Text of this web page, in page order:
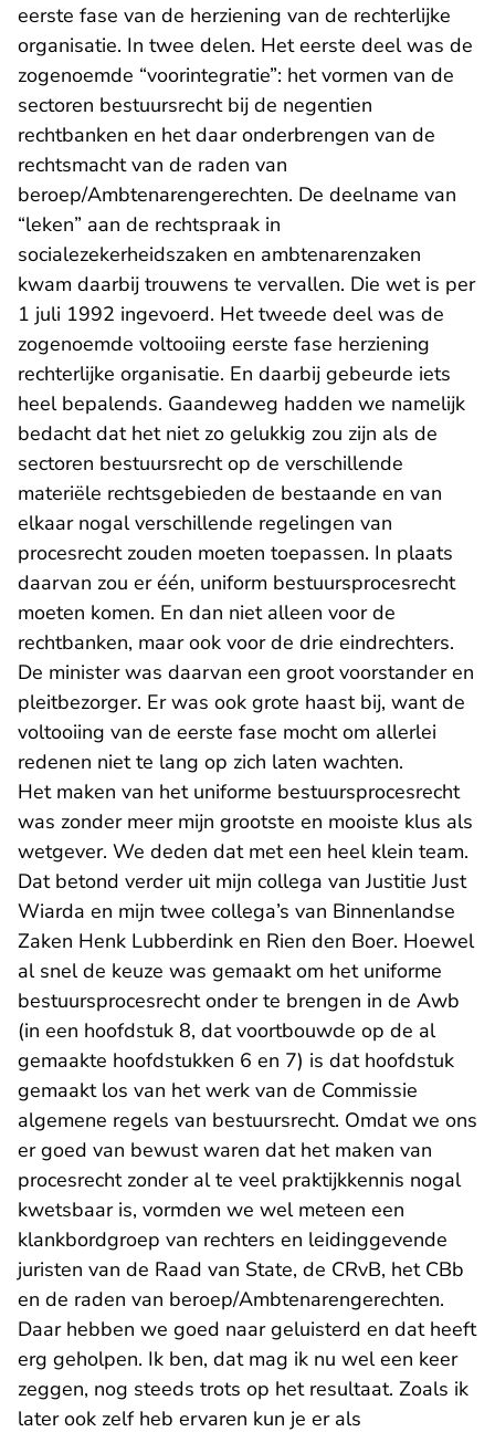
eerste fase van de herziening van de rechterlijke
organisatie. In twee delen. Het eerste deel was de
zogenoemde “voorintegratie”: het vormen van de
sectoren bestuursrecht bij de negentien
rechtbanken en het daar onderbrengen van de
rechtsmacht van de raden van
beroep/Ambtenarengerechten. De deelname van
“leken” aan de rechtspraak in
socialezekerheidszaken en ambtenarenzaken
kwam daarbij trouwens te vervallen. Die wet is per
1 juli 1992 ingevoerd. Het tweede deel was de
zogenoemde voltooiing eerste fase herziening
rechterlijke organisatie. En daarbij gebeurde iets
heel bepalends. Gaandeweg hadden we namelijk
bedacht dat het niet zo gelukkig zou zijn als de
sectoren bestuursrecht op de verschillende
materiële rechtsgebieden de bestaande en van
elkaar nogal verschillende regelingen van
procesrecht zouden moeten toepassen. In plaats
daarvan zou er één, uniform bestuursprocesrecht
moeten komen. En dan niet alleen voor de
rechtbanken, maar ook voor de drie eindrechters.
De minister was daarvan een groot voorstander en
pleitbezorger. Er was ook grote haast bij, want de
voltooiing van de eerste fase mocht om allerlei
redenen niet te lang op zich laten wachten.
Het maken van het uniforme bestuursprocesrecht
was zonder meer mijn grootste en mooiste klus als
wetgever. We deden dat met een heel klein team.
Dat betond verder uit mijn collega van Justitie Just
Wiarda en mijn twee collega’s van Binnenlandse
Zaken Henk Lubberdink en Rien den Boer. Hoewel
al snel de keuze was gemaakt om het uniforme
bestuursprocesrecht onder te brengen in de Awb
(in een hoofdstuk 8, dat voortbouwde op de al
gemaakte hoofdstukken 6 en 7) is dat hoofdstuk
gemaakt los van het werk van de Commissie
algemene regels van bestuursrecht. Omdat we ons
er goed van bewust waren dat het maken van
procesrecht zonder al te veel praktijkkennis nogal
kwetsbaar is, vormden we wel meteen een
klankbordgroep van rechters en leidinggevende
juristen van de Raad van State, de CRvB, het CBb
en de raden van beroep/Ambtenarengerechten.
Daar hebben we goed naar geluisterd en dat heeft
erg geholpen. Ik ben, dat mag ik nu wel een keer
zeggen, nog steeds trots op het resultaat. Zoals ik
later ook zelf heb ervaren kun je er als